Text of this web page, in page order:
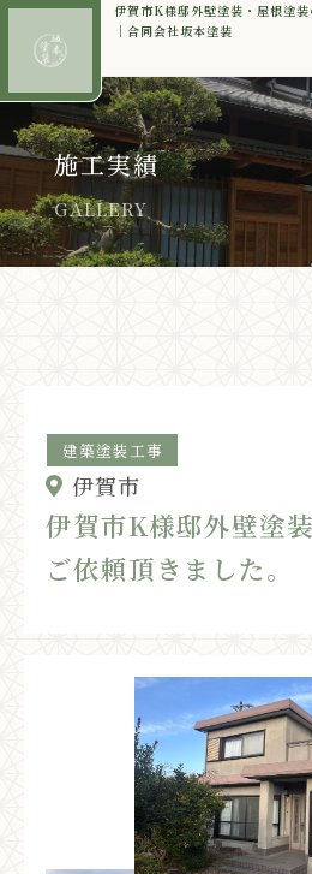
伊賀市K様邸外壁塗装・屋根塗装
｜合同会社坂本塗装
施工実績
GALLERY
建築塗装工事
伊賀市
伊賀市K様邸外壁塗
ご依頼頂きました。